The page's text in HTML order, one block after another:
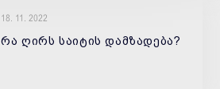
18. 11. 2022
რა ღირს საიტის დამზადება?